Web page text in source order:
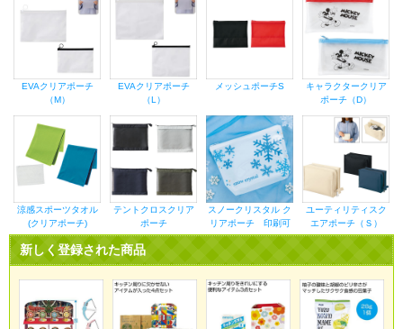
EVAクリアポーチ
（M）
EVAクリアポーチ
（L）
メッシュポーチS
キャラクタークリア
ポーチ（D）
涼感スポーツタオル
(クリアポーチ)
テントクロスクリア
ポーチ
スノークリスタル ク
リアポーチ 印刷可
ユーティリティスク
エアポーチ（Ｓ）
新しく登録された商品